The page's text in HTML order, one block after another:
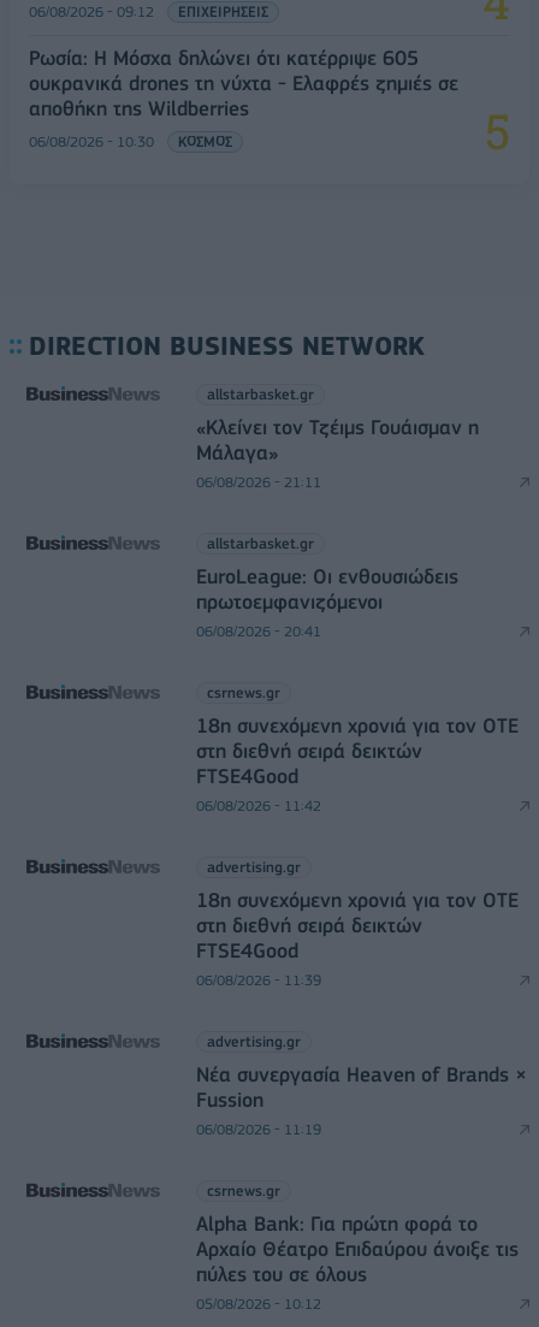
06/08/2026 - 09:12 ΕΠΙΧΕΙΡΗΣΕΙΣ
Ρωσία: Η Μόσχα δηλώνει ότι κατέρριψε 605
ουκρανικά drones τη νύχτα - Ελαφρές ζημιές σε
αποθήκη της Wildberries
06/08/2026 - 10:30 ΚΟΣΜΟΣ
DIRECTION BUSINESS NETWORK
allstarbasket.gr
«Κλείνει τον Τζέιμς Γουάισμαν η
Μάλαγα»
06/08/2026 - 21:11
allstarbasket.gr
EuroLeague: Οι ενθουσιώδεις
πρωτοεμφανιζόμενοι
06/08/2026 - 20:41
csrnews.gr
18η συνεχόμενη χρονιά για τον ΟΤΕ
στη διεθνή σειρά δεικτών
FTSE4Good
06/08/2026 - 11:42
advertising.gr
18η συνεχόμενη χρονιά για τον ΟΤΕ
στη διεθνή σειρά δεικτών
FTSE4Good
06/08/2026 - 11:39
advertising.gr
Νέα συνεργασία Heaven of Brands ×
Fussion
06/08/2026 - 11:19
csrnews.gr
Alpha Bank: Για πρώτη φορά το
Αρχαίο Θέατρο Επιδαύρου άνοιξε τις
πύλες του σε όλους
05/08/2026 - 10:12